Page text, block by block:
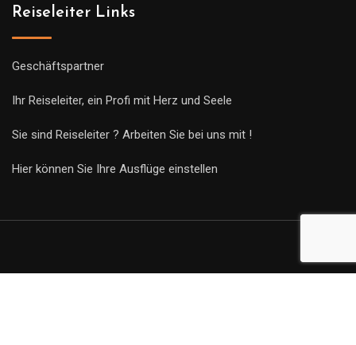
Reiseleiter Links
Geschäftspartner
Ihr Reiseleiter, ein Profi mit Herz und Seele
Sie sind Reiseleiter ? Arbeiten Sie bei uns mit !
Hier können Sie Ihre Ausflüge einstellen